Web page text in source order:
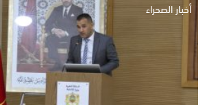
أخبار الصحراء